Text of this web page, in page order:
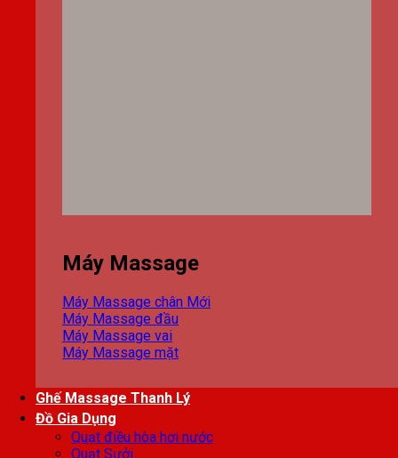
Máy Massage
Máy Massage chân
Máy Massage đầu
Máy Massage vai
Máy Massage mặt
Ghế Massage Thanh Lý
Đồ Gia Dụng
Quạt điều hòa hơi nước
Quạt Sưởi